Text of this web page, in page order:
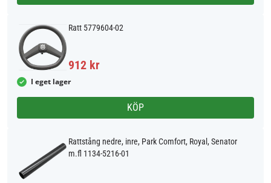
Ratt 5779604-02
912 kr
I eget lager
KÖP
Rattstång nedre, inre, Park Comfort, Royal, Senator
m.fl 1134-5216-01